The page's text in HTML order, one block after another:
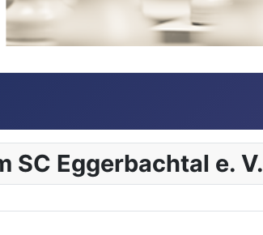
SC Eggerbachtal e. V.